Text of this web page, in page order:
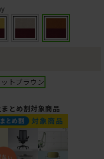
トブラウン
とめ割対象商品